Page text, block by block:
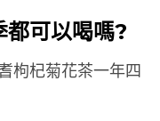
都可以喝嗎?
枸杞菊花茶一年四